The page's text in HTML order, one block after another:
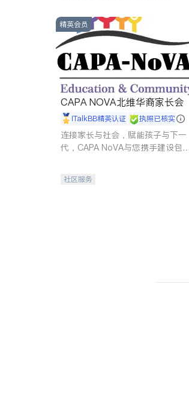
精英会员
CAPA NOVA北维华裔家长会
iTalkBB精英认证 执照已核实
连接家长与社会，赋能孩子与下一
代，CAPA NoVA与您携手建设包
社区服务